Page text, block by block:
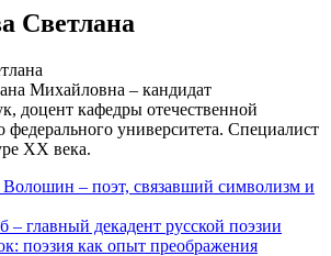
Светлана
Михайловна – кандидат
доцент кафедры отечественной
университета. Специалист
XX века.
– поэт, связавший символизм и
– главный декадент русской поэзии
поэзия как опыт преображения